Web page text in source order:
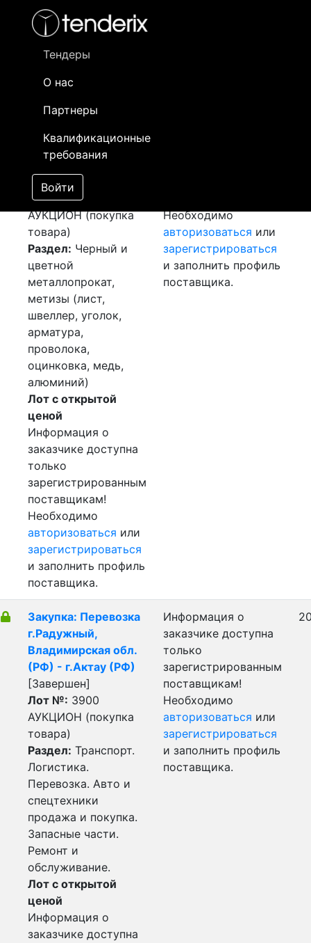
Тендеры
О нас
Партнеры
Квалификационные
требования
Войти
- активный лот
- сохраненный лот (не опубликован)
Закупка: Сварочная
проволока
[Завершен]
Победитель выбран
Лот №:3901
АУКЦИОН (покупка
товара)
Раздел: Черный и
цветной
металлопрокат,
метизы (лист,
швеллер, уголок,
арматура,
проволока,
оцинковка, медь,
алюминий)
Лот с открытой
ценой
Информация о
заказчике доступна
только
зарегистрированным
поставщикам!
Необходимо
авторизоваться или
зарегистрироваться
и заполнить профиль
поставщика.
Необходимо
авторизоваться или
зарегистрироваться
и заполнить профиль
поставщика.
Закупка: Перевозка
г.Радужный,
Владимирская обл.
(РФ) - г.Актау (РФ)
[Завершен]
Лот №: 3900
АУКЦИОН (покупка
товара)
Раздел: Транспорт.
Логистика.
Перевозка. Авто и
спецтехники
продажа и покупка.
Запасные части.
Ремонт и
обслуживание.
Лот с открытой
ценой
Информация о
заказчике доступна
Информация о
заказчике доступна
только
зарегистрированным
поставщикам!
Необходимо
авторизоваться или
зарегистрироваться
и заполнить профиль
поставщика.